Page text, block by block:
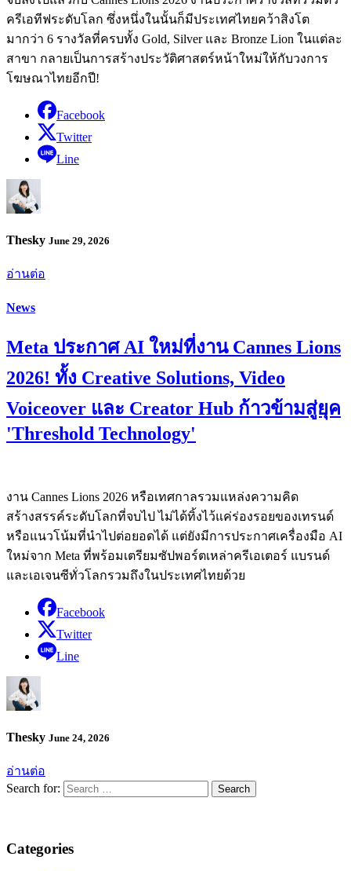
ครีเอทีฟระดับโลก ซึ่งหนึ่งในนั้นก็มีประเทศไทยคว้าสิงโต
มากว่า 6 รางวัลที่ครบทั้ง Gold, Silver และ Bronze Lion ในแต่ละ
สาขา กลายเป็นการสร้างประวัติศาสตร์หน้าใหม่ให้กับวงการ
โฆษณาไทยอีกปี!
Facebook
Twitter
Line
Thesky June 29, 2026
อ่านต่อ
News
Meta ประกาศ AI ใหม่ที่งาน Cannes Lions
2026! ทั้ง Creative Solutions, Video
Voiceover และ Creator Hub ก้าวข้ามสู่ยุค
'Threshold Technology'
งาน Cannes Lions 2026 หรือเทศกาลรวมแหล่งความคิด
สร้างสรรค์ระดับโลกที่จบไป ไม่ได้ทิ้งไว้แค่ร่องรอยของเทรนด์
หรือแนวโน้มที่นำไปต่อยอดได้ แต่ยังมีการประกาศเครื่องมือ AI
ใหม่จาก Meta ที่พร้อมเตรียมซัปพอร์ตเหล่าครีเอเตอร์ แบรนด์
และเอเจนซีทั่วโลกรวมถึงในประเทศไทยด้วย
Facebook
Twitter
Line
Thesky June 24, 2026
อ่านต่อ
Search for:
Categories